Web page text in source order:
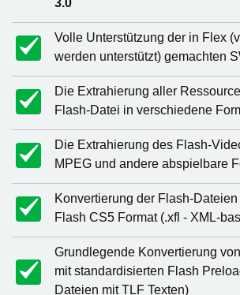
3.0
Volle Unterstützung der in Flex
werden unterstützt) gemachten
Die Extrahierung aller
Flash-Datei in verschiedene
Die Extrahierung des Flash-
MPEG und andere abspielbare
Konvertierung der Flash-
Flash CS5 Format (.xfl - XML-
Grundlegende Konvertierung
mit standardisierten Flash
Dateien mit TLF Texten)